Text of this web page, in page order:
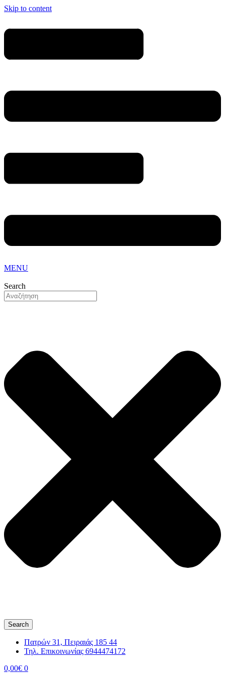
Skip to content
MENU
Search
Search
Πατρών 31, Πειραιάς 185 44
Τηλ. Επικοινωνίας 6944474172
0,00€ 0